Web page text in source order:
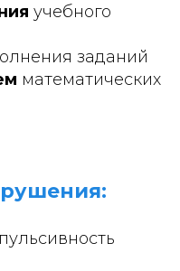
учебного
заданий
математических